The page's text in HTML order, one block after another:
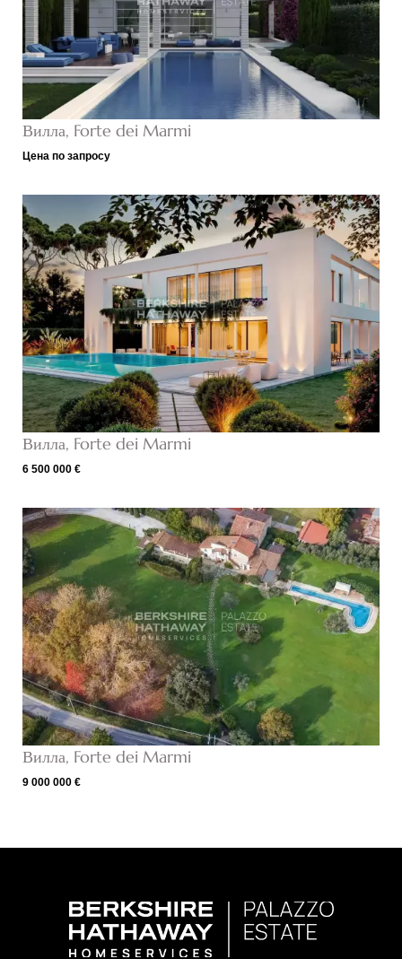
Вилла, Forte dei Marmi
Цена по запросу
Вилла, Forte dei Marmi
6 500 000 €
Вилла, Forte dei Marmi
9 000 000 €